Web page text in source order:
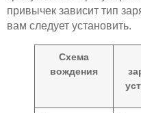
привычек зависит тип
вам следует установить.
Схема
вождения